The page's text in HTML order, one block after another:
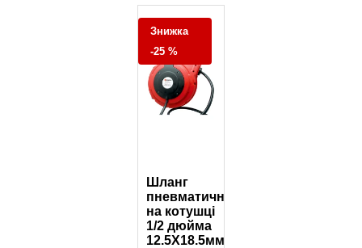
Знижка
-25 %
Шланг
пневматичний
на котушці
1/2 дюйма
12.5X18.5мм